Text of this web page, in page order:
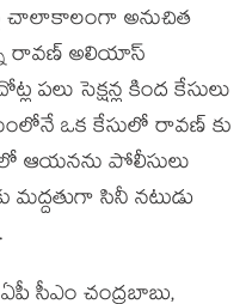
చాలాకాలంగా అనుచిత
రావణ్ అలియాస్
సెక్షన్ల కింద కేసులు
ఒక కేసులో రావణ్ కు
ఆయనను పోలీసులు
మద్దతుగా సినీ నటుడు
సీఎం చంద్రబాబు,